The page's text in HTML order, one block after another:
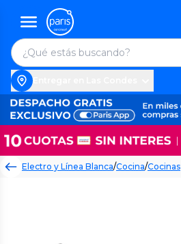
Electro y Línea Blanca/Cocina/Cocinas